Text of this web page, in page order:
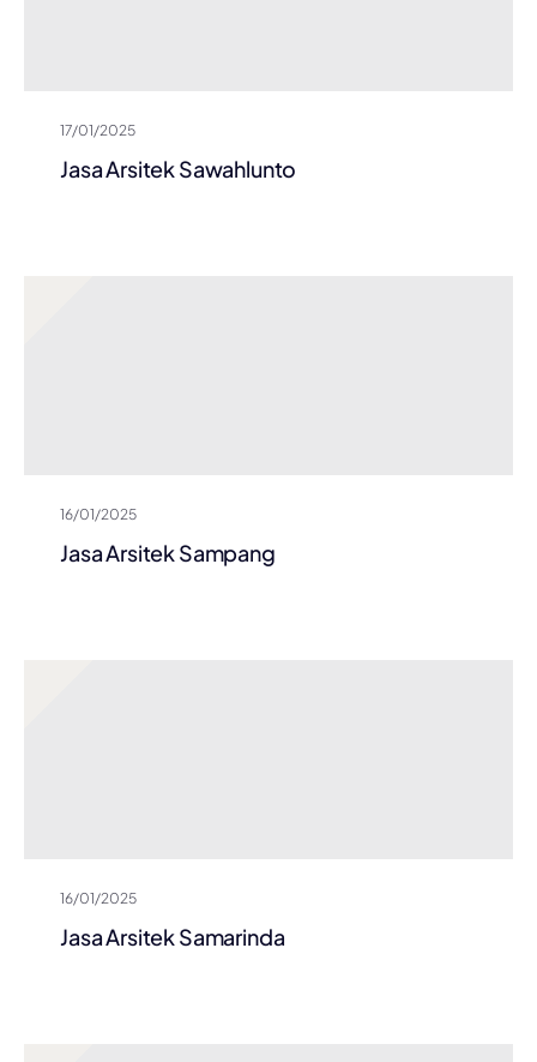
17/01/2025
Jasa Arsitek Sawahlunto
16/01/2025
Jasa Arsitek Sampang
16/01/2025
Jasa Arsitek Samarinda